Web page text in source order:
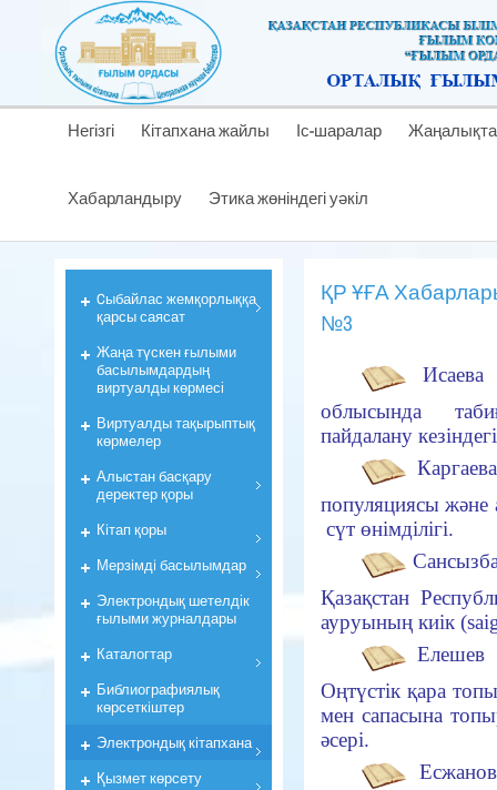
Негізгі Кітапхана жайлы Іс-шаралар
Хабарландыру Этика жөніндегі уәкіл
ҚР ҰҒА
№3
облысында
пайдалану
популяциясы
сүт өнiмдiлiгi.
Қазақстан
ауруының киік
Оңтүстік қара
мен сапасына
әсерi.
Cыбайлас жемқорлыққа
қарсы саясат
Жаңа түскен ғылыми
басылымдардың
виртуалды көрмесі
Виртуалды тақырыптық
көрмелер
Алыстан басқару
деректер қоры
Кiтап қоры
Мерзiмдi басылымдар
Электрондық шетелдік
ғылыми журналдары
Каталогтар
Библиографиялық
көрсеткiштер
Электрондық кiтапхана
Қызмет көрсету